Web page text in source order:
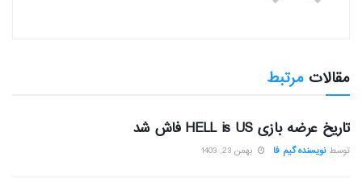
مقالات مرتبط
تاریخ عرضه بازی HELL is US فاش شد
توسط نویسنده گیم فا بهمن 23, 1403